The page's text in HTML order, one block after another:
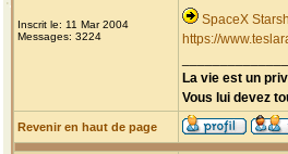
Inscrit le: 11 Mar 2004
Messages: 3224
SpaceX
https://
La vie est un
Vous lui devez
Revenir en haut de page